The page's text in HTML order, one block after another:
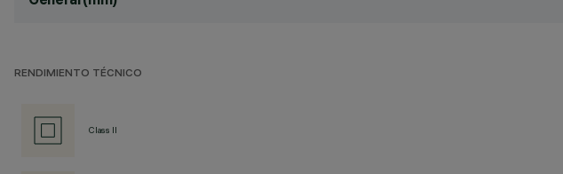
RENDIMIENTO TÉCNICO
Class II